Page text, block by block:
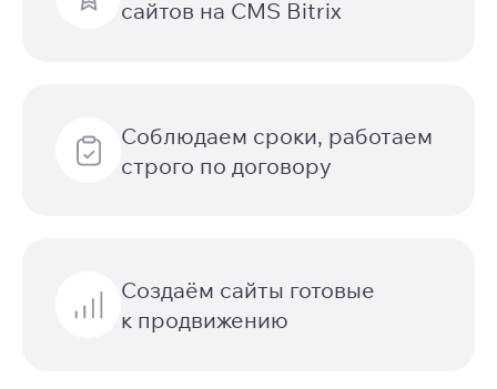
сайтов на CMS Bitrix
Соблюдаем сроки, работаем
строго по договору
Создаём сайты готовые
к продвижению